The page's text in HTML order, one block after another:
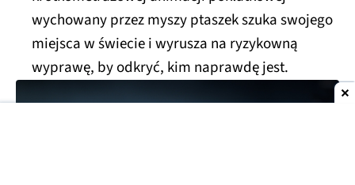
wychowany przez myszy ptaszek szuka swojego
miejsca w świecie i wyrusza na ryzykowną
wyprawę, by odkryć, kim naprawdę jest.